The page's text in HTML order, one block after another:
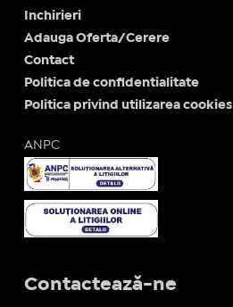
Inchirieri
Adauga Oferta/Cerere
Contact
Politica de confidentialitate
Politica privind utilizarea cookies
ANPC
Contactează-ne